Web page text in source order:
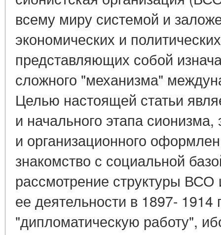
всему миру системой и
экономических и
представляющих собой
сложного "механизма"
Целью настоящей статьи
и начального этапа сионизма,
и организационного
знакомство с социальной
рассмотрение структуры
ее деятельности в 1897- 1914
"дипломатическую работу",